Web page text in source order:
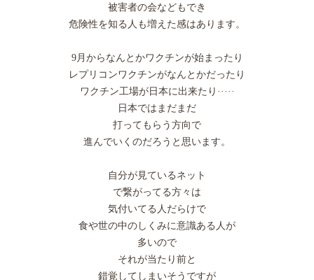
被害者の会などもでき
危険性を知る人も増えた感はあります。
9月からなんとかワクチンが始まったり
レプリコンワクチンがなんとかだったり
ワクチン工場が日本に出来たり·····
日本ではまだまだ
打ってもらう方向で
進んでいくのだろうと思います。
自分が見ているネット
で繋がってる方々は
気付いてる人だらけで
食や世の中のしくみに意識ある人が
多いので
それが当たり前と
錯覚してしまいそうですが